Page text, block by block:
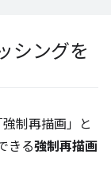
シングを
制再描画」と
きる強制再描画